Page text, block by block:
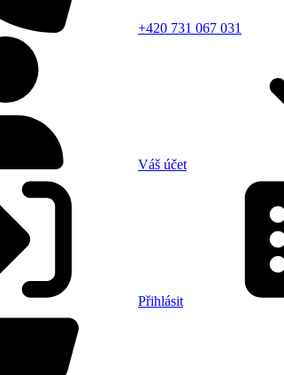
+420 731 067 031
Váš účet
Přihlásit